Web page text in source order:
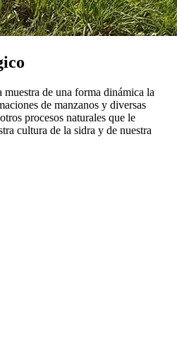
muestra de una forma dinámica la
de manzanos y diversas
procesos naturales que le
cultura de la sidra y de nuestra